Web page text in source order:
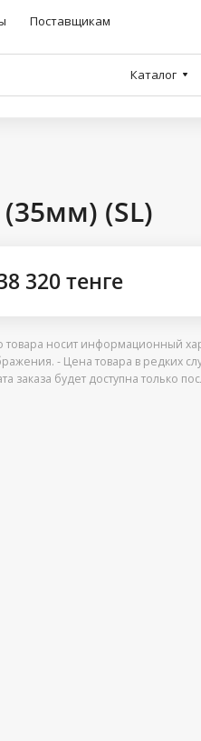
Поставщикам
Каталог
(SL)
320 тенге
товара носит информационный
- Цена товара в редких
заказа будет доступна только